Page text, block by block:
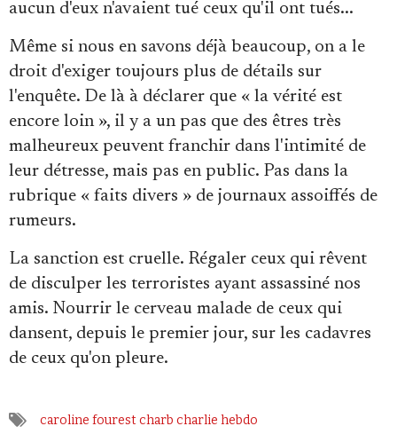
aucun d'eux n'avaient tué ceux qu'il ont tués...
Même si nous en savons déjà beaucoup, on a le
droit d'exiger toujours plus de détails sur
l'enquête. De là à déclarer que « la vérité est
encore loin », il y a un pas que des êtres très
malheureux peuvent franchir dans l'intimité de
leur détresse, mais pas en public. Pas dans la
rubrique « faits divers » de journaux assoiffés de
rumeurs.
La sanction est cruelle. Régaler ceux qui rêvent
de disculper les terroristes ayant assassiné nos
amis. Nourrir le cerveau malade de ceux qui
dansent, depuis le premier jour, sur les cadavres
de ceux qu'on pleure.
caroline fourestcharb charlie hebdo